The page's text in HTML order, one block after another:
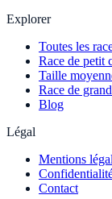
Explorer
Toutes les
Race de petit
Taille
Race de
Blog
Légal
Mentions
Contact